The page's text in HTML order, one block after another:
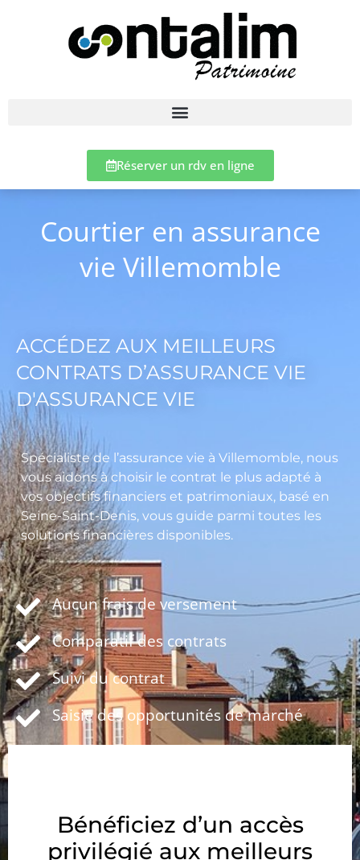
Réserver un rdv en ligne
Courtier en assurance
vie Villemomble
ACCÉDEZ AUX MEILLEURS
CONTRATS D’ASSURANCE VIE
D'ASSURANCE VIE
Spécialiste de l’assurance vie à Villemomble, nous
vous aidons à choisir le contrat le plus adapté à
vos objectifs financiers et patrimoniaux, basé en
Seine-Saint-Denis, vous guide parmi toutes les
solutions financières disponibles.
Aucun frais de versement
Comparatif des contrats
Suivi du contrat
Saisie des opportunités de marché
Bénéficiez d’un accès
privilégié aux meilleurs